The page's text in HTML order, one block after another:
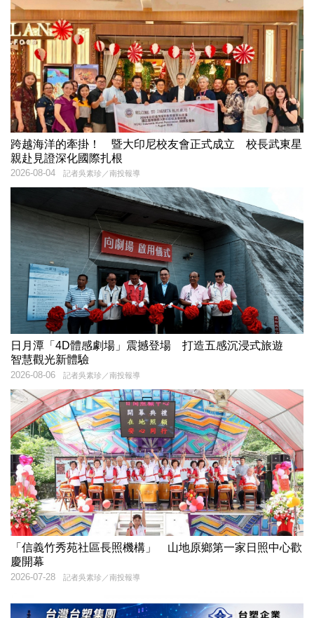
跨越海洋的牽掛！ 暨大印尼校友會正式成立 校長武東星
親赴見證深化國際扎根
記者吳素珍／南投報導
2026-08-04
日月潭「4D體感劇場」震撼登場 打造五感沉浸式旅遊
智慧觀光新體驗
記者吳素珍／南投報導
2026-08-06
「信義竹秀苑社區長照機構」 山地原鄉第一家日照中心歡
慶開幕
記者吳素珍／南投報導
2026-07-28